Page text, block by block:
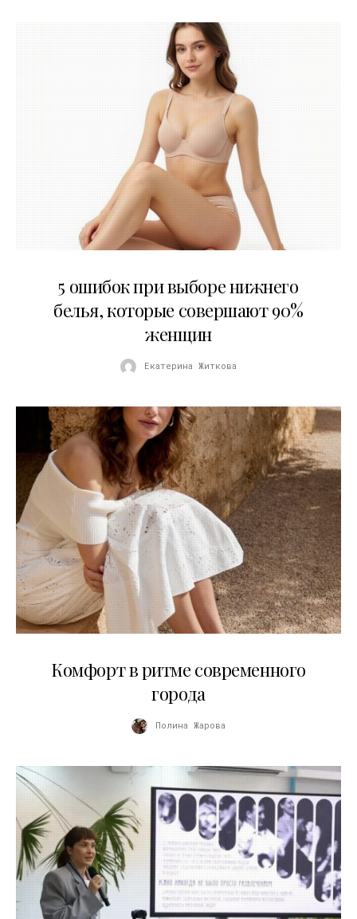
5 ошибок при выборе нижнего
белья, которые совершают 90%
женщин
Екатерина Житкова
Комфорт в ритме современного
города
Полина Жарова